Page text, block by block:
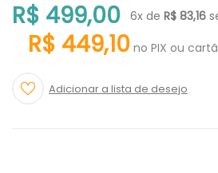
R$ 499,00 6x de R$ 83,16
R$ 449,10 no PIX ou